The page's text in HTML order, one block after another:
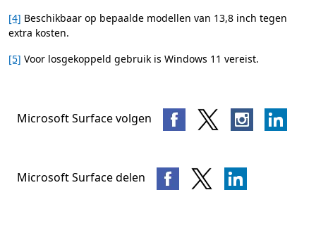
[4] Beschikbaar op bepaalde modellen van 13,8 inch tegen
extra kosten.
[5] Voor losgekoppeld gebruik is Windows 11 vereist.
Microsoft Surface volgen
Microsoft Surface delen